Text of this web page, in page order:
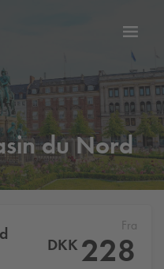
Slå
til
du Nord
Fra
DKK 228